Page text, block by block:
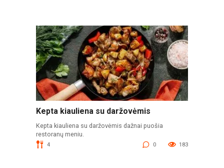
Kepta kiauliena su daržovėmis
Kepta kiauliena su daržovėmis dažnai puošia
restoranų meniu.
4 0 183